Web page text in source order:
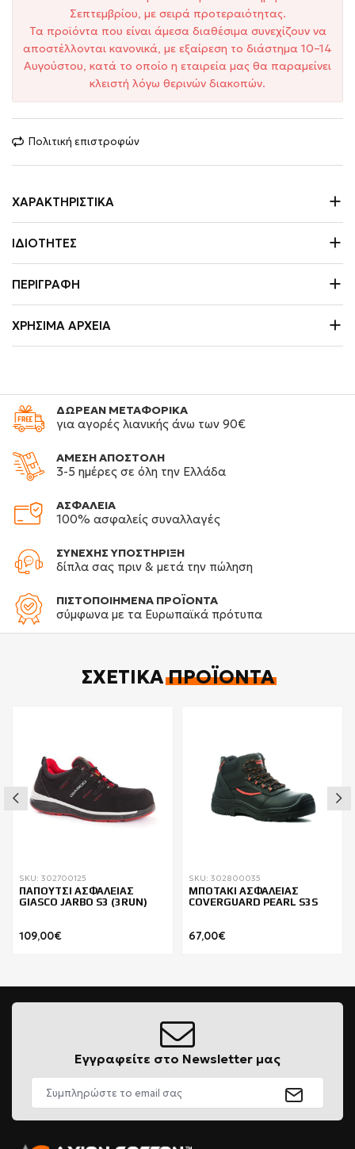
Σεπτεμβρίου, με σειρά προτεραιότητας.
Τα προϊόντα που είναι άμεσα διαθέσιμα συνεχίζουν να
αποστέλλονται κανονικά, με εξαίρεση το διάστημα 10–14
Αυγούστου, κατά το οποίο η εταιρεία μας θα παραμείνει
κλειστή λόγω θερινών διακοπών.
Πολιτική επιστροφών
ΧΑΡΑΚΤΗΡΙΣΤΙΚΆ
ΙΔΙΌΤΗΤΕΣ
ΠΕΡΙΓΡΑΦΉ
ΧΡΉΣΙΜΑ ΑΡΧΕΊΑ
ΔΩΡΕΑΝ ΜΕΤΑΦΟΡΙΚΑ
για αγορές λιανικής άνω των 90€
ΑΜΕΣΗ ΑΠΟΣΤΟΛΗ
3-5 ημέρες σε όλη την Ελλάδα
ΑΣΦΑΛΕΙΑ
100% ασφαλείς συναλλαγές
ΣΥΝΕΧΗΣ ΥΠΟΣΤΗΡΙΞΗ
δίπλα σας πριν & μετά την πώληση
ΠΙΣΤΟΠΟΙΗΜΕΝΑ ΠΡΟΪΟΝΤΑ
σύμφωνα με τα Ευρωπαϊκά πρότυπα
ΣΧΕΤΙΚΆΠΡΟΪΌΝΤΑ
SKU: 302700125
ΠΑΠΟΥΤΣΙ ΑΣΦΑΛΕΙΑΣ
GIASCO JARBO S3 (3RUN)
109,00€
SKU: 302800035
ΜΠΟΤΑΚΙ ΑΣΦΑΛΕΙΑΣ
COVERGUARD PEARL S3S
67,00€
Εγγραφείτε στο Newsletter μας